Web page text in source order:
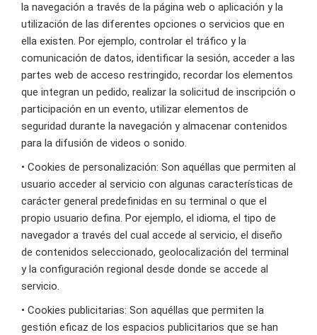
la navegación a través de la página web o aplicación y la
utilización de las diferentes opciones o servicios que en
ella existen. Por ejemplo, controlar el tráfico y la
comunicación de datos, identificar la sesión, acceder a las
partes web de acceso restringido, recordar los elementos
que integran un pedido, realizar la solicitud de inscripción o
participación en un evento, utilizar elementos de
seguridad durante la navegación y almacenar contenidos
para la difusión de videos o sonido.
• Cookies de personalización: Son aquéllas que permiten al
usuario acceder al servicio con algunas características de
carácter general predefinidas en su terminal o que el
propio usuario defina. Por ejemplo, el idioma, el tipo de
navegador a través del cual accede al servicio, el diseño
de contenidos seleccionado, geolocalización del terminal
y la configuración regional desde donde se accede al
servicio.
• Cookies publicitarias: Son aquéllas que permiten la
gestión eficaz de los espacios publicitarios que se han